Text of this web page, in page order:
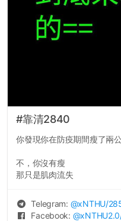
#靠清2840
你發現你在防疫期間瘦了兩
不，你沒有瘦
那只是肌肉流失
Telegram: @xNTHU/
Facebook: @xNTHU2.0